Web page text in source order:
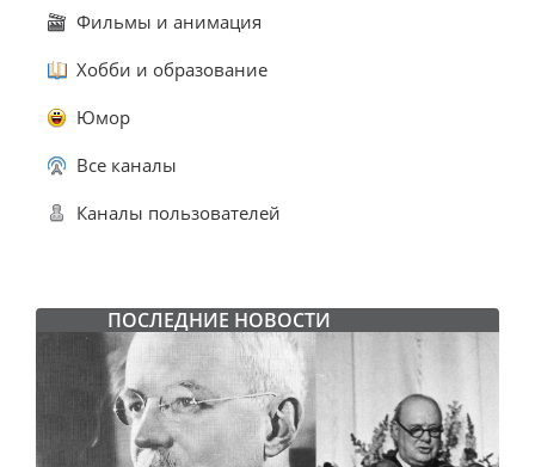
Фильмы и анимация
Хобби и образование
Юмор
Все каналы
Каналы пользователей
ПОСЛЕДНИЕ НОВОСТИ